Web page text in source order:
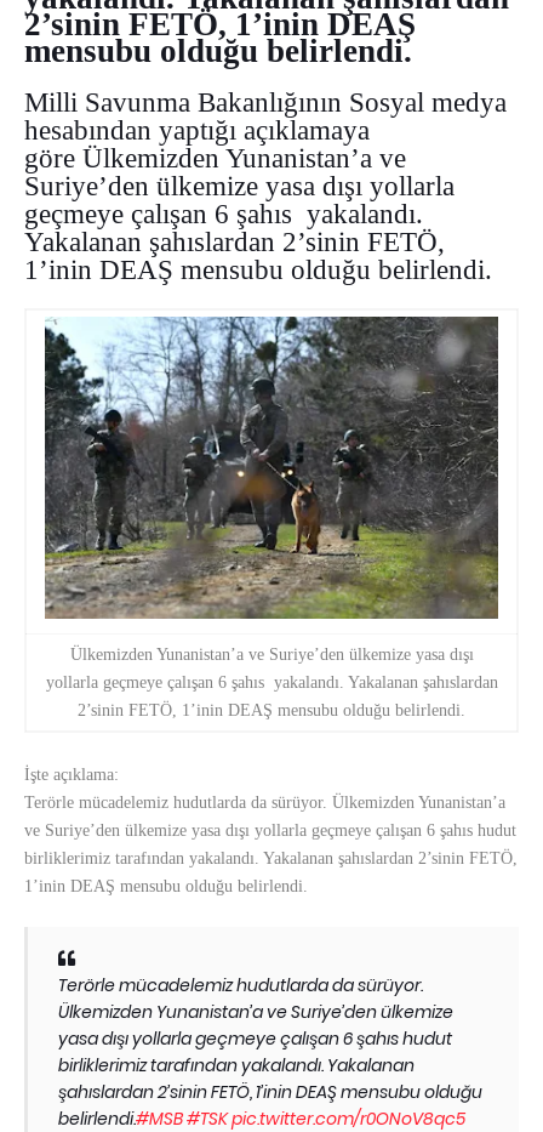
2’sinin FETÖ, 1’inin DEAŞ
mensubu olduğu belirlendi.
Milli Savunma Bakanlığının Sosyal medya
hesabından yaptığı açıklamaya
göre Ülkemizden Yunanistan’a ve
Suriye’den ülkemize yasa dışı yollarla
geçmeye çalışan 6 şahıs yakalandı.
Yakalanan şahıslardan 2’sinin FETÖ,
1’inin DEAŞ mensubu olduğu belirlendi.
Ülkemizden Yunanistan’a ve Suriye’den ülkemize yasa dışı
yollarla geçmeye çalışan 6 şahıs yakalandı. Yakalanan şahıslardan
2’sinin FETÖ, 1’inin DEAŞ mensubu olduğu belirlendi.
İşte açıklama:
Terörle mücadelemiz hudutlarda da sürüyor. Ülkemizden Yunanistan’a
ve Suriye’den ülkemize yasa dışı yollarla geçmeye çalışan 6 şahıs hudut
birliklerimiz tarafından yakalandı. Yakalanan şahıslardan 2’sinin FETÖ,
1’inin DEAŞ mensubu olduğu belirlendi.
Terörle mücadelemiz hudutlarda da sürüyor.
Ülkemizden Yunanistan’a ve Suriye’den ülkemize
yasa dışı yollarla geçmeye çalışan 6 şahıs hudut
birliklerimiz tarafından yakalandı. Yakalanan
şahıslardan 2’sinin FETÖ, 1’inin DEAŞ mensubu olduğu
belirlendi.#MSB#TSKpic.twitter.com/r0ONoV8qc5